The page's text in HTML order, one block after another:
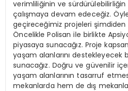
verimliliğinin ve sürdürülebilirliğin
çalışmaya devam edeceğiz.
geçireceğimiz projeleri şimdiden
Öncelikle Polisan ile birlikte
piyasaya sunacağız. Proje
yaşam alanlarını destekleyecek
sunacağız. Doğru ve güvenilir
yaşam alanlarının tasarruf
mekanlarda hem de dış